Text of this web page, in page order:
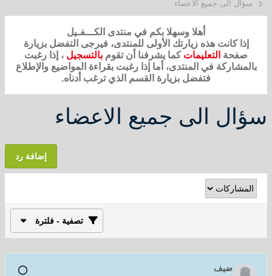
سؤال الى جميع الاعضاء
أهلا وسهلا بكم في منتدى الكـــفـيل
إذا كانت هذه زيارتك الأولى للمنتدى، فيرجى التفضل بزيارة
صفحة التعليمات كما يشرفنا أن تقوم بالتسجيل ، إذا رغبت
بالمشاركة في المنتدى، أما إذا رغبت بقراءة المواضيع والإطلاع
فتفضل بزيارة القسم الذي ترغب أدناه.
سؤال الى جميع الاعضاء
إضافة رد
تصفية - فلترة
ضيف